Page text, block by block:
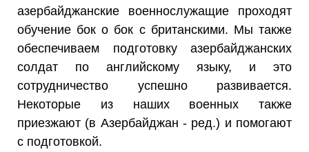
азербайджанские военнослужащие проходят
обучение бок о бок с британскими. Мы также
обеспечиваем подготовку азербайджанских
солдат по английскому языку, и это
сотрудничество успешно развивается.
Некоторые из наших военных также
приезжают (в Азербайджан - ред.) и помогают
с подготовкой.